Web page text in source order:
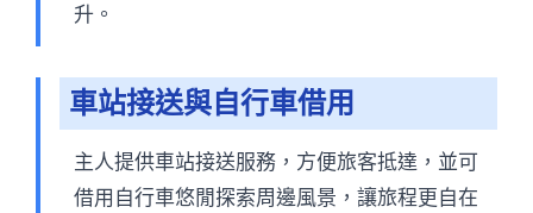
升。
車站接送與自行車借用
主人提供車站接送服務，方便旅客抵達，並可
借用自行車悠閒探索周邊風景，讓旅程更自在